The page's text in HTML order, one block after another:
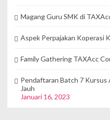
Magang Guru SMK di
Aspek Perpajakan Koperasi
Family Gathering TAXAcc
Pendaftaran Batch 7 Kursus
Jauh
Januari 16, 2023